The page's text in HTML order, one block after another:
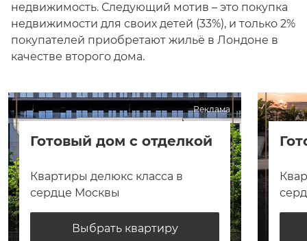
недвижимость. Следующий мотив – это покупка
недвижимости для своих детей (33%), и только 2%
покупателей приобретают жильё в Лондоне в
качестве второго дома.
Реклама
Готовый дом с отделкой
Квартиры делюкс класса в
сердце Москвы
Выбрать квартиру